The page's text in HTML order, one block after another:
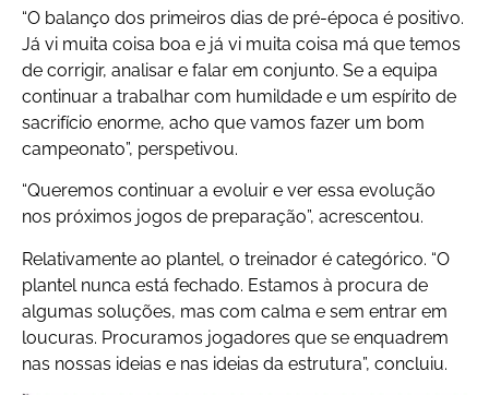
“O balanço dos primeiros dias de pré-época é positivo.
Já vi muita coisa boa e já vi muita coisa má que temos
de corrigir, analisar e falar em conjunto. Se a equipa
continuar a trabalhar com humildade e um espírito de
sacrifício enorme, acho que vamos fazer um bom
campeonato”, perspetivou.
“Queremos continuar a evoluir e ver essa evolução
nos próximos jogos de preparação”, acrescentou.
Relativamente ao plantel, o treinador é categórico. “O
plantel nunca está fechado. Estamos à procura de
algumas soluções, mas com calma e sem entrar em
loucuras. Procuramos jogadores que se enquadrem
nas nossas ideias e nas ideias da estrutura”, concluiu.